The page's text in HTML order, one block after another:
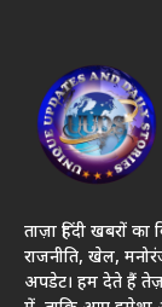
ताज़ा हिंदी खबरों का
राजनीति, खेल,
अपडेट। हम देते हैं